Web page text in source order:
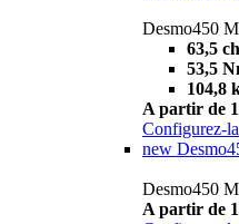
Desmo450
63,5 ch
53,5
104,8
A partir de
Configurez-la
new
Desmo450
A partir de